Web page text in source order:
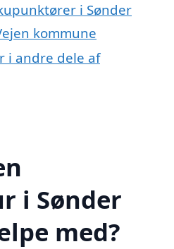
i Sønder
kommune
i andre dele af
i Sønder
med?